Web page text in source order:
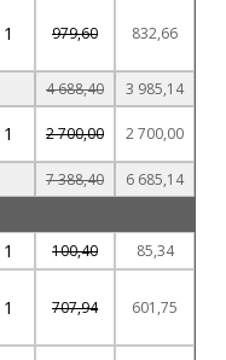
1 979,60 832,66
4 688,40
3 985,14
1 2 700,00 2 700,00
7 388,40
6 685,14
1 100,40
85,34
1 707,94 601,75